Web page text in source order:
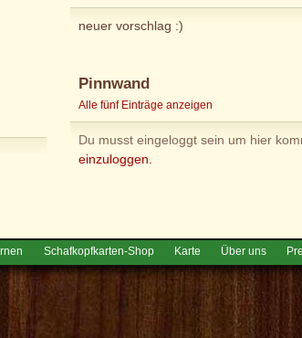
neuer vorschlag :)
Pinnwand
Alle fünf Einträge anzeigen
Du musst eingeloggt sein um hier
einzuloggen.
Schafkopfkarten-Shop Karte Über uns